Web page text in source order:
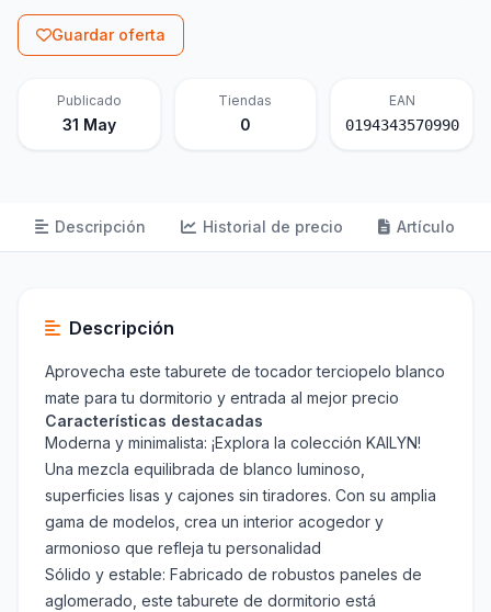
Guardar oferta
Publicado
31 May
Tiendas
0
EAN
0194343570990
Descripción Historial de precio Artículo
Descripción
Aprovecha este taburete de tocador terciopelo blanco
mate para tu dormitorio y entrada al mejor precio
Características destacadas
Moderna y minimalista: ¡Explora la colección KAILYN!
Una mezcla equilibrada de blanco luminoso,
superficies lisas y cajones sin tiradores. Con su amplia
gama de modelos, crea un interior acogedor y
armonioso que refleja tu personalidad
Sólido y estable: Fabricado de robustos paneles de
aglomerado, este taburete de dormitorio está